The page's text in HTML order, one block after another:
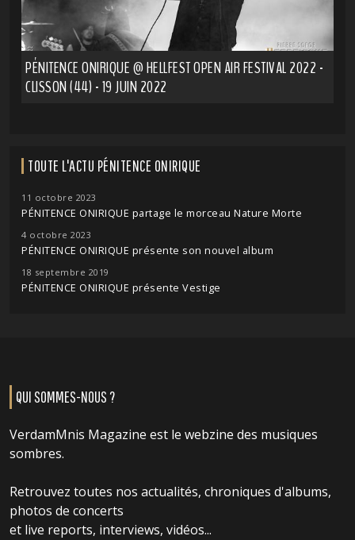
PÉNITENCE ONIRIQUE @ HELLFEST OPEN AIR FESTIVAL 2022 -
CLISSON (44) - 19 JUIN 2022
TOUTE L'ACTU PÉNITENCE ONIRIQUE
11 octobre 2023
PÉNITENCE ONIRIQUE partage le morceau Nature Morte
4 octobre 2023
PÉNITENCE ONIRIQUE présente son nouvel album
18 septembre 2019
PÉNITENCE ONIRIQUE présente Vestige
QUI SOMMES-NOUS ?
VerdamMnis Magazine est le webzine des musiques
sombres.
Retrouvez toutes nos actualités, chroniques d'albums,
photos de concerts
et live reports, interviews, vidéos...